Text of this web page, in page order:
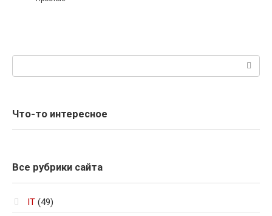
Что-то интересное
Все рубрики сайта
IT (49)